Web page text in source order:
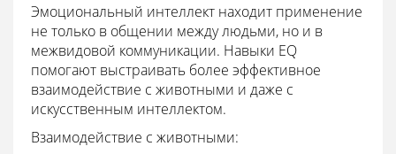
Эмоциональный интеллект находит применение
не только в общении между людьми, но и в
межвидовой коммуникации. Навыки EQ
помогают выстраивать более эффективное
взаимодействие с животными и даже с
искусственным интеллектом.
Взаимодействие с животными: